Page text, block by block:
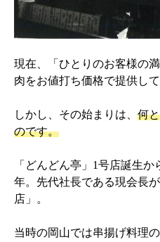
現在、「ひとりのお客様の
肉をお値打ち価格で提供し
しかし、その始まりは、 何
のです。
「どんどん亭」1号店誕生
年。先代社長である現会長
店」。
当時の岡山では串揚げ料理